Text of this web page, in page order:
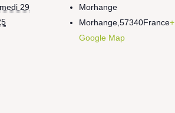
29
Morhange
Morhange 57340France+
Google Map